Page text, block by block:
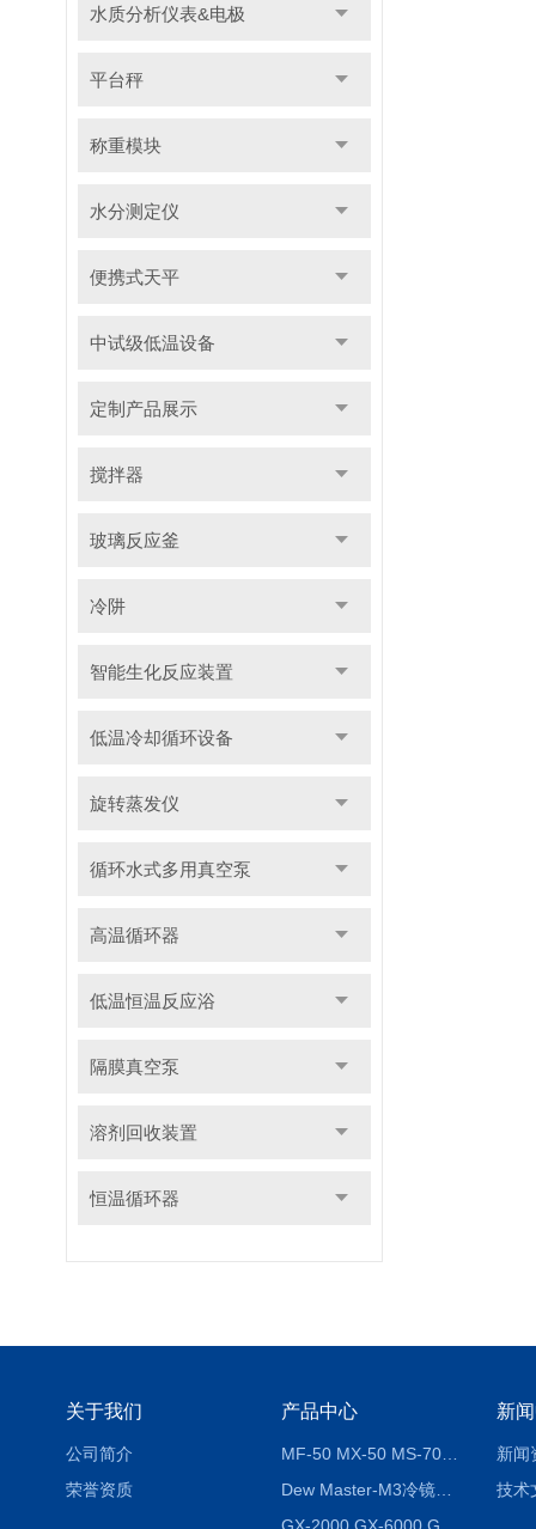
水质分析仪表&电极
平台秤
称重模块
水分测定仪
便携式天平
中试级低温设备
定制产品展示
搅拌器
玻璃反应釜
冷阱
智能生化反应装置
低温冷却循环设备
旋转蒸发仪
循环水式多用真空泵
高温循环器
低温恒温反应浴
隔膜真空泵
溶剂回收装置
恒温循环器
关于我们
公司简介
荣誉资质
产品中心
MF-50 MX-50 MS-70卤素水分测定仪 红外线水分仪
Dew Master-M3冷镜式露点仪
新
新闻
技术